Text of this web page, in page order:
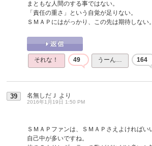
まともな人間のする事ではない。
「責任の重さ」という自覚が足りない。
ＳＭＡＰにはがっかり、この先は期待しない。
それな！ 49 うーん… 164
39 名無しだＪ より
2016年1月19日 1:50 PM
ＳＭＡＰファンは、ＳＭＡＰさえよければい
自己中が多いですね。